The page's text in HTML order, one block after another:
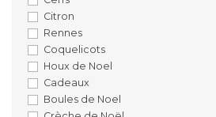
Citron
Rennes
Coquelicots
Houx de Noel
Cadeaux
Boules de Noel